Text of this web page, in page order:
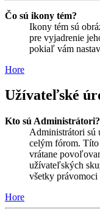
Čo sú ikony tém?
Ikony tém sú
pre vyjadrenie
pokiaľ vám
Hore
Užívateľské
Kto sú Administrátori?
Administrátori sú
celým fórom.
vrátane
užívateľských
všetky právomoci
Hore